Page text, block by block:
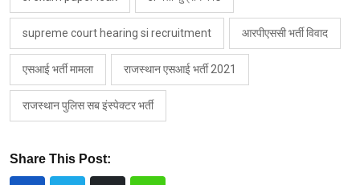
supreme court hearing si recruitment आरपीएससी भर्ती विवाद
एसआई भर्ती मामला राजस्थान एसआई भर्ती 2021
राजस्थान पुलिस सब इंस्पेक्टर भर्ती
Share This Post: